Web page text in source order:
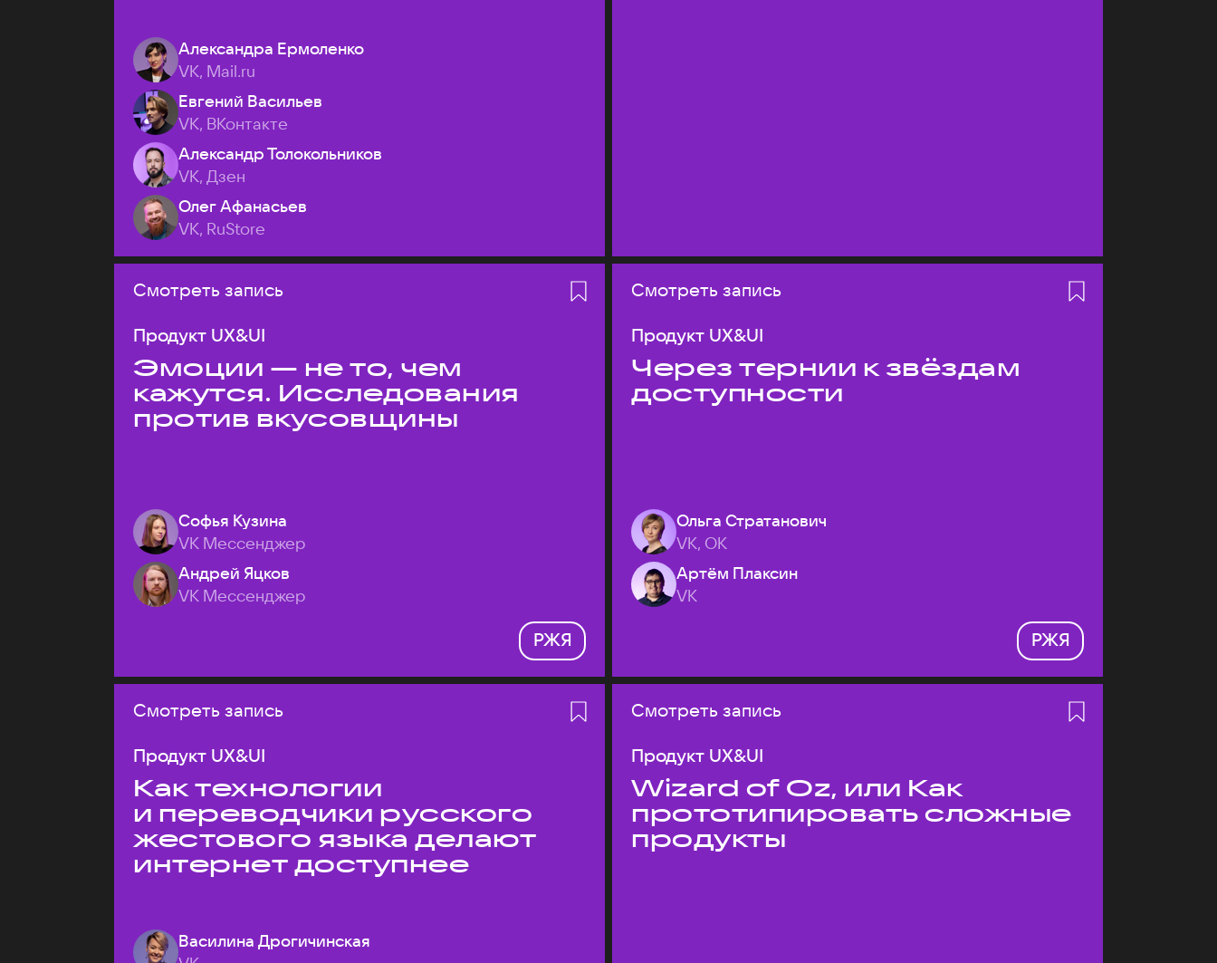
Александра Ермоленко
VK, Mail.ru
Евгений Васильев
VK, ВКонтакте
Александр Толокольников
VK, Дзен
Олег Афанасьев
VK, RuStore
Смотреть запись
Продукт UX&UI
Эмоции — не то, чем
кажутся. Исследования
против вкусовщины
Софья Кузина
VK Мессенджер
Андрей Яцков
VK Мессенджер
РЖЯ
Смотреть запись
Продукт UX&UI
Через тернии к звёздам
доступности
Ольга Стратанович
VK, ОК
Артём Плаксин
VK
РЖЯ
Смотреть запись
Продукт UX&UI
Как технологии
и переводчики русского
жестового языка делают
интернет доступнее
Василина Дрогичинская
Смотреть запись
Продукт UX&UI
Wizard of Oz, или Как
прототипировать сложные
продукты